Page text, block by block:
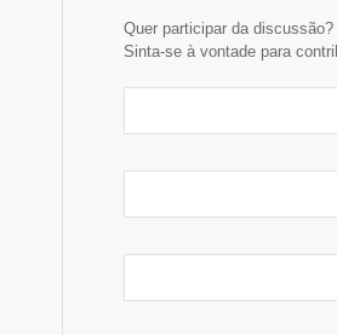
Quer participar da discussão?
Sinta-se à vontade para